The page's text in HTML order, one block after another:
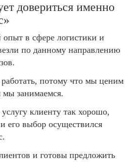
довериться именно
в сфере логистики и
по данному направлению
потому что мы ценим
мы занимаемся.
клиенту так хорошо,
его выбор осуществился
и готовы предложить